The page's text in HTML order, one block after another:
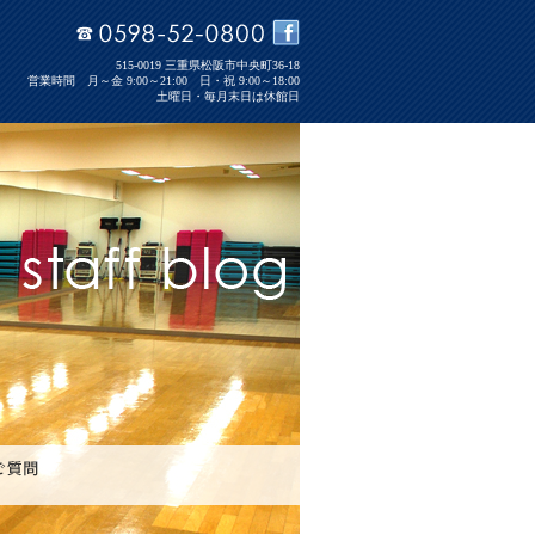
515-0019 三重県松阪市中央町36-18
営業時間 月～金 9:00～21:00 日・祝 9:00～18:00
土曜日・毎月末日は休館日